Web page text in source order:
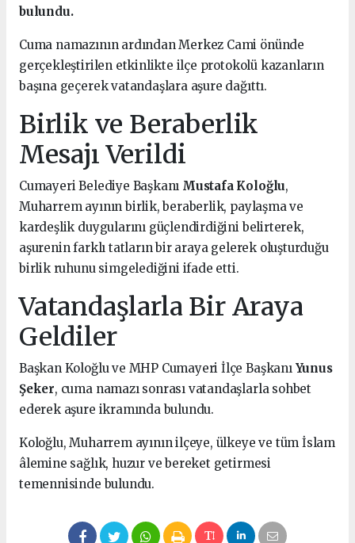
bulundu.
Cuma namazının ardından Merkez Cami önünde
gerçekleştirilen etkinlikte ilçe protokolü kazanların
başına geçerek vatandaşlara aşure dağıttı.
Birlik ve Beraberlik
Mesajı Verildi
Cumayeri Belediye Başkanı Mustafa Koloğlu,
Muharrem ayının birlik, beraberlik, paylaşma ve
kardeşlik duygularını güçlendirdiğini belirterek,
aşurenin farklı tatların bir araya gelerek oluşturduğu
birlik ruhunu simgelediğini ifade etti.
Vatandaşlarla Bir Araya
Geldiler
Başkan Koloğlu ve MHP Cumayeri İlçe Başkanı Yunus
Şeker, cuma namazı sonrası vatandaşlarla sohbet
ederek aşure ikramında bulundu.
Koloğlu, Muharrem ayının ilçeye, ülkeye ve tüm İslam
âlemine sağlık, huzur ve bereket getirmesi
temennisinde bulundu.